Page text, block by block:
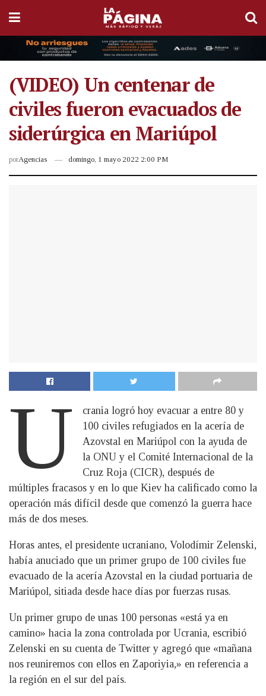
(VIDEO) Un centenar de
civiles fueron evacuados de
siderúrgica en Mariúpol
porAgencias domingo, 1 mayo 2022 2:00 PM
U
crania logró hoy evacuar a entre 80 y
100 civiles refugiados en la acería de
Azovstal en Mariúpol con la ayuda de
la ONU y el Comité Internacional de la
Cruz Roja (CICR), después de
múltiples fracasos y en lo que Kiev ha calificado como la
operación más difícil desde que comenzó la guerra hace
más de dos meses.
Horas antes, el presidente ucraniano, Volodímir Zelenski,
había anuciado que un primer grupo de 100 civiles fue
evacuado de la acería Azovstal en la ciudad portuaria de
Mariúpol, sitiada desde hace días por fuerzas rusas.
Un primer grupo de unas 100 personas «está ya en
camino» hacia la zona controlada por Ucrania, escribió
Zelenski en su cuenta de Twitter y agregó que «mañana
nos reuniremos con ellos en Zaporiyia,» en referencia a
la región en el sur del país.